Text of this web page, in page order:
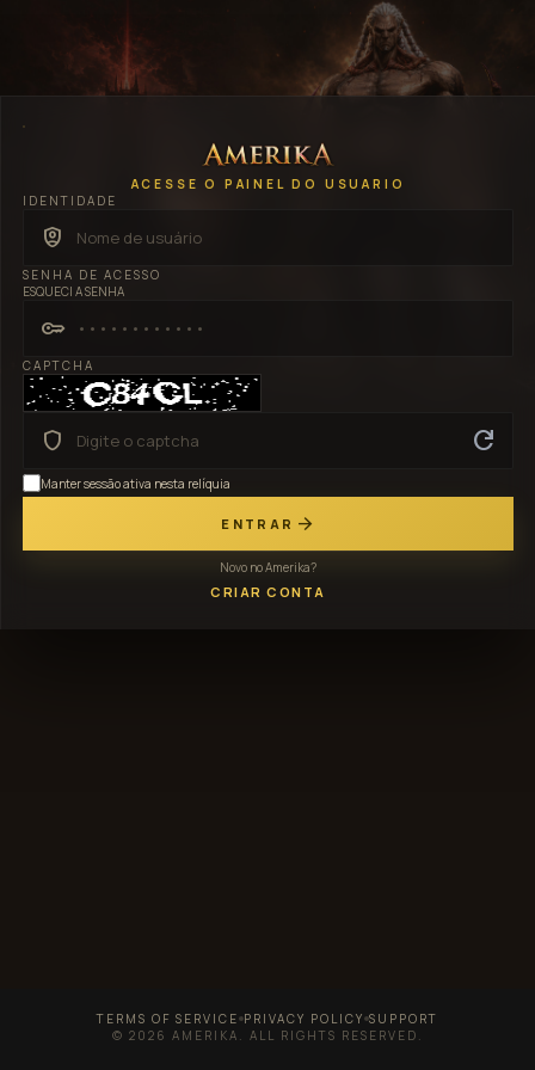
ACESSE O PAINEL DO USUARIO
IDENTIDADE
shield_person
SENHA DE ACESSO
ESQUECI A SENHA
key
CAPTCHA
shield refresh
Manter sessão ativa nesta relíquia
ENTRAR arrow_forward
Novo no Amerika?
CRIAR CONTA
TERMS OF SERVICE PRIVACY POLICY SUPPORT
© 2026 AMERIKA. ALL RIGHTS RESERVED.